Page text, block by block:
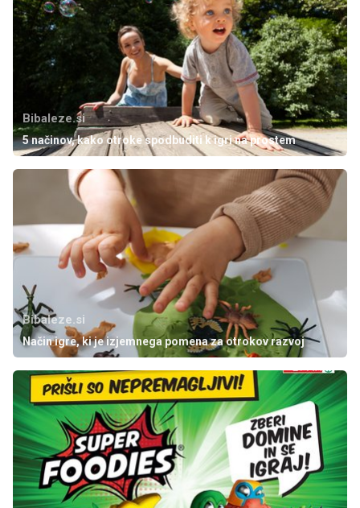
Bibaleze.si
5 načinov, kako otroke spodbuditi k igri na prostem
Bibaleze.si
Način igre, ki je izjemnega pomena za otrokov razvoj